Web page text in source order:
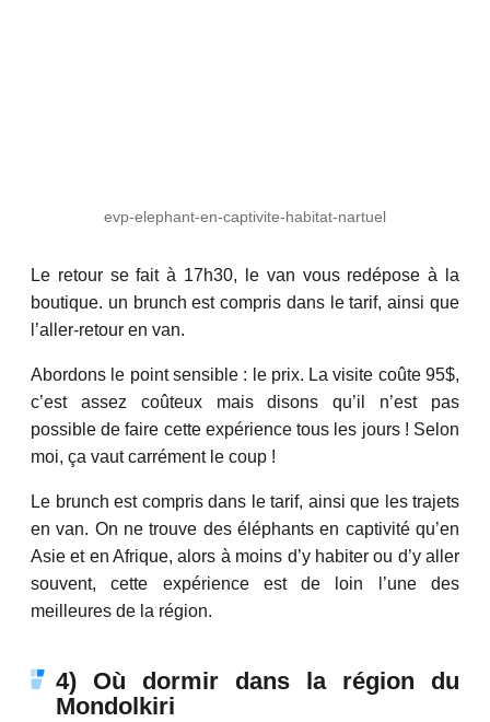
evp-elephant-en-captivite-habitat-nartuel
Le retour se fait à 17h30, le van vous redépose à la
boutique. un brunch est compris dans le tarif, ainsi que
l’aller-retour en van.
Abordons le point sensible : le prix. La visite coûte 95$,
c’est assez coûteux mais disons qu’il n’est pas
possible de faire cette expérience tous les jours ! Selon
moi, ça vaut carrément le coup !
Le brunch est compris dans le tarif, ainsi que les trajets
en van. On ne trouve des éléphants en captivité qu’en
Asie et en Afrique, alors à moins d’y habiter ou d’y aller
souvent, cette expérience est de loin l’une des
meilleures de la région.
4) Où dormir dans la région du
Mondolkiri